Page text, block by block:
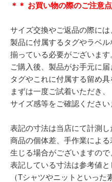
＊＊ お買い物の際のご注意
サイズ交換やご返品の際には
製品に付属するタグやラベ
揃っている必要がございます
ご購入後、製品がお手元に届
タグやこれに付属する留め
まずは一度ご試着いただき、
サイズ感等をご確認ください
表記の寸法は当店にて計測し
商品の個体差、手作業によ
生じる場合がございますので
表記している寸法は参考値と
（Tシャツやニットといった